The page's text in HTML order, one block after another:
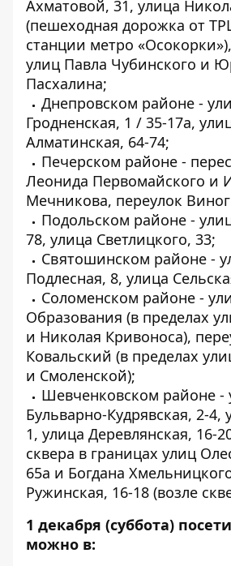
Ахматовой, 31, улица
(пешеходная дорожка от
станции метро
улиц Павла Чубинского и
Пасхалина;
Днепровском районе -
Гродненская, 1 / 35-17а,
Алматинская, 64-74;
Печерском районе -
Леонида Первомайского и
Мечникова, переулок
Подольском районе -
78, улица Светлицкого, 33;
Святошинском районе -
Подлесная, 8, улица
Соломенском районе -
Образования (в пределах
и Николая Кривоноса),
Ковальский (в пределах
и Смоленской);
Шевченковском районе -
Бульварно-Кудрявская, 2-4,
1, улица Деревлянская, 16-
сквера в границах улиц
65а и Богдана
Ружинская, 16-18 (возле
1 декабря (суббота)
можно в: